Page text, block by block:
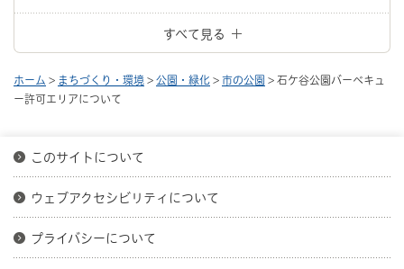
すべて見る
ホーム > まちづくり・環境 > 公園・緑化 > 市の公園 > 石ケ谷公園バーベキュ
ー許可エリアについて
このサイトについて
ウェブアクセシビリティについて
プライバシーについて